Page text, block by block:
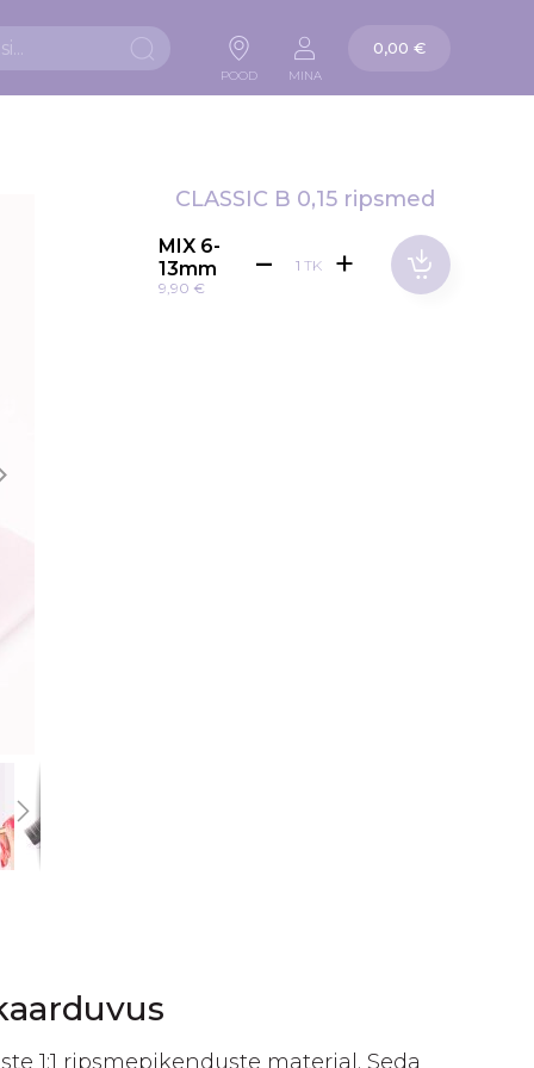
POOD MINA
Ostukorv
0,00 €
CLASSIC B 0,15 ripsmed
MIX 6-
13mm
9,90 €
TK
1:1 ripsmepikenduste materjal. Seda